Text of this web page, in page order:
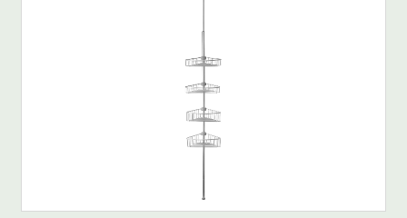
BLOG
CONTACTAR